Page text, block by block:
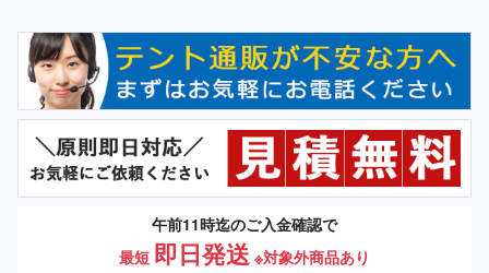
午前11時迄のご入金確認で
最短 即日発送 ※対象外商品あり